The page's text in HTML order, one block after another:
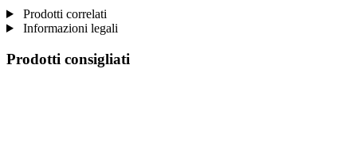
Prodotti correlati
Informazioni legali
Prodotti consigliati